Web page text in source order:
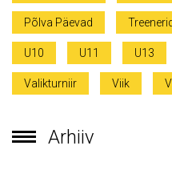
Põlva Päevad
U10 U11 U13
Valikturniir Viik
Arhiiv